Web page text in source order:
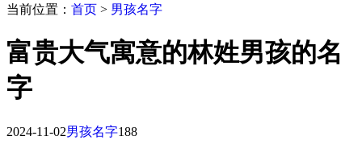
当前位置： 首页 > 男孩名字
富贵大气寓意的林姓男孩的名
字
2024-11-02男孩名字188